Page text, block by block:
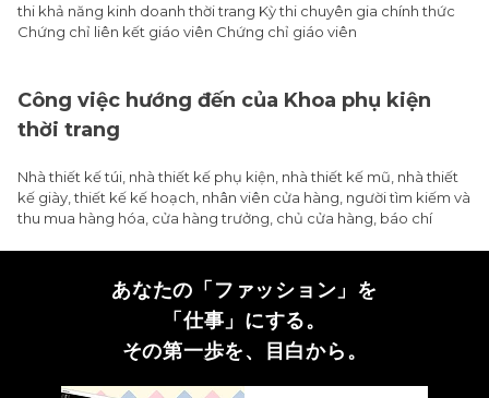
thi khả năng kinh doanh thời trang Kỳ thi chuyên gia chính thức
Chứng chỉ liên kết giáo viên Chứng chỉ giáo viên
Công việc hướng đến của Khoa phụ kiện
thời trang
Nhà thiết kế túi, nhà thiết kế phụ kiện, nhà thiết kế mũ, nhà thiết
kế giày, thiết kế kế hoạch, nhân viên cửa hàng, người tìm kiếm và
thu mua hàng hóa, cửa hàng trưởng, chủ cửa hàng, báo chí
あなたの「ファッション」を
「仕事」にする。
その第一歩を、目白から。